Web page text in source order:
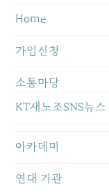
Home
가입신청
소통마당
KT새노조SNS뉴스
아카데미
연대 기관